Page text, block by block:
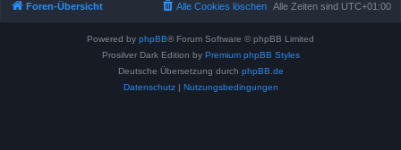
Foren-Übersicht Alle Zeiten sind UTC+01:00
Alle Cookies löschen
Powered by phpBB® Forum Software © phpBB Limited
Prosilver Dark Edition by Premium phpBB Styles
Deutsche Übersetzung durch phpBB.de
Datenschutz| Nutzungsbedingungen